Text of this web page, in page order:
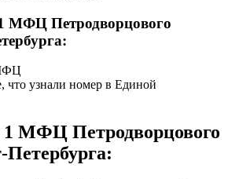
МФЦ Петродворцового
что узнали номер в Единой
1 МФЦ Петродворцового
: